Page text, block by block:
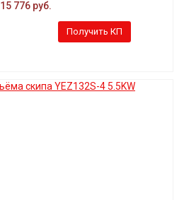
15 776 руб.
Получить КП